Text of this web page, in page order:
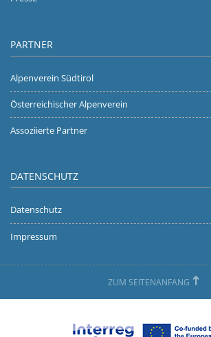
PARTNER
Alpenverein Südtirol
Österreichischer Alpenverein
Assoziierte Partner
DATENSCHUTZ
Datenschutz
Impressum
ZUM SEITENANFANG